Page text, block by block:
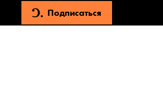
Подписаться